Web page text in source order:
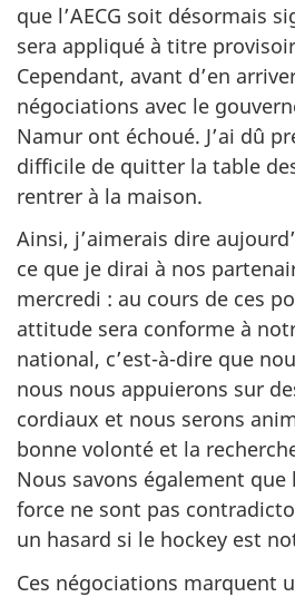
que l’AECG soit désormais
sera appliqué à titre
Cependant, avant d’en
négociations avec le
Namur ont échoué. J’ai dû
difficile de quitter la table
rentrer à la maison.
Ainsi, j’aimerais dire
ce que je dirai à nos
mercredi : au cours de ces
attitude sera conforme à
national, c’est-à-dire que
nous nous appuierons sur
cordiaux et nous serons
bonne volonté et la
Nous savons également
force ne sont pas
un hasard si le hockey est
Ces négociations marquent